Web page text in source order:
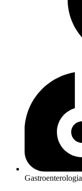
Gastroenterologia